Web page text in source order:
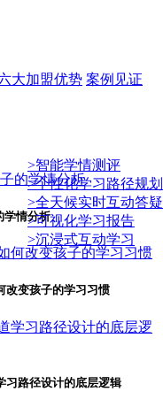
大加盟优势 案例见证
>智能学情测评
>个性化学习路径规划
>全天候实时互动答疑
>可视化学习报告
>沉浸式互动学习
学情分析
改变孩子的学习习惯
习路径设计的底层逻辑